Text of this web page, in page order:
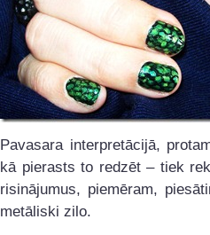
Pavasara interpretācijā,
kā pierasts to redzēt – tiek
risinājumus, piemēram,
metāliski zilo.